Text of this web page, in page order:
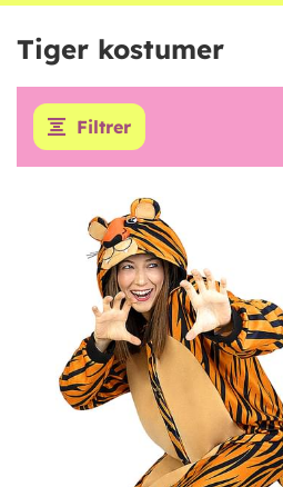
Tiger kostumer
Filtrer